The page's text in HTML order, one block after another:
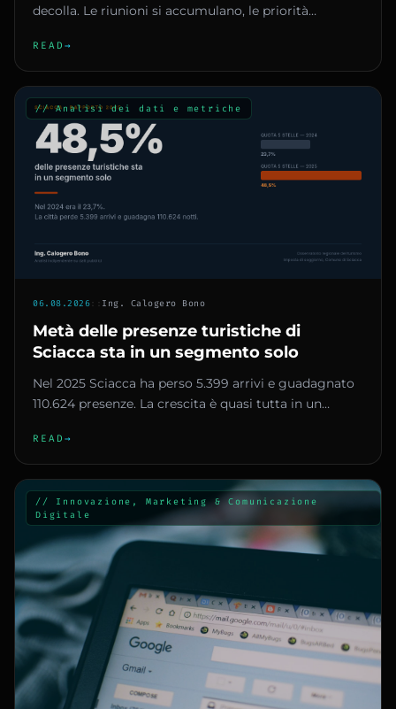
decolla. Le riunioni si accumulano, le priorità
READ →
// Analisi dei dati e metriche
06.08.2026:: Ing. Calogero Bono
Metà delle presenze turistiche di
Sciacca sta in un segmento solo
Nel 2025 Sciacca ha perso 5.399 arrivi e guadagnato
110.624 presenze. La crescita è quasi tutta in un
READ →
// Innovazione, Marketing & Comunicazione
Digitale